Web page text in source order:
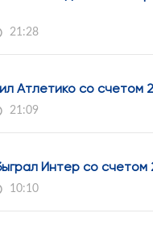
21:28
Атлетико со счетом
21:09
Интер со счетом
10:10